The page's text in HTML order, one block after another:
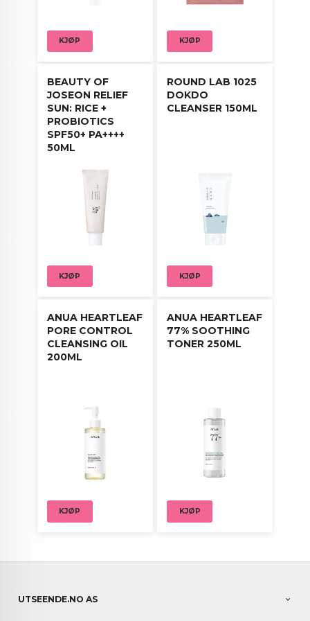
stryk forsiktig over ansikt, hals og brystparti.
Unngå øyeområdet.
forsiktig inn i huden til den er absorbert.
KJØP KJØP
BEAUTY OF
JOSEON RELIEF
SUN: RICE +
PROBIOTICS
SPF50+ PA++++
50ML
KJØP
ROUND LAB 1025
DOKDO
CLEANSER 150ML
KJØP
ANUA HEARTLEAF
PORE CONTROL
CLEANSING OIL
200ML
KJØP
ANUA HEARTLEAF
77% SOOTHING
TONER 250ML
KJØP
UTSEENDE.NO AS